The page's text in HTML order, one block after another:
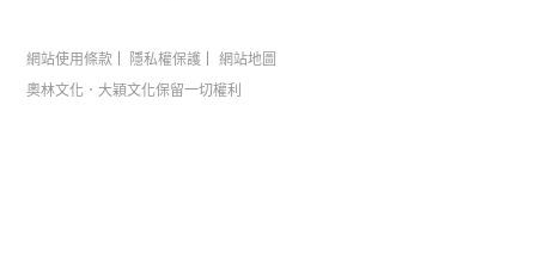
奧林文化．大穎文化保留一切權利
網站使用條款 隱私權保護 網站地圖